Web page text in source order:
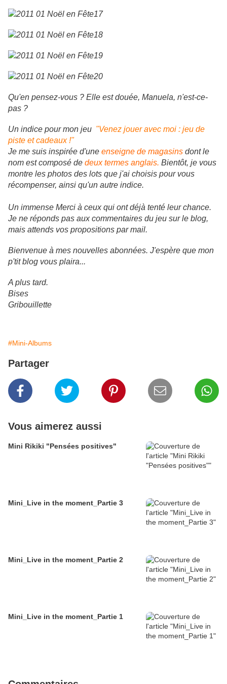
Qu'en pensez-vous ? Elle est douée, Manuela, n'est-ce-
pas ?
Un indice pour mon jeu "Venez jouer avec moi : jeu de
piste et cadeaux !"
Je me suis inspirée d'une enseigne de magasins dont le
nom est composé de deux termes anglais. Bientôt, je vous
montre les photos des lots que j'ai choisis pour vous
récompenser, ainsi qu'un autre indice.
Un immense Merci à ceux qui ont déjà tenté leur chance.
Je ne réponds pas aux commentaires du jeu sur le blog,
mais attends vos propositions par mail.
Bienvenue à mes nouvelles abonnées. J'espère que mon
p'tit blog vous plaira...
A plus tard.
Bises
Gribouillette
#Mini-Albums
Partager
Vous aimerez aussi
Mini Rikiki "Pensées positives"
Mini_Live in the moment_Partie 3
Mini_Live in the moment_Partie 2
Mini_Live in the moment_Partie 1